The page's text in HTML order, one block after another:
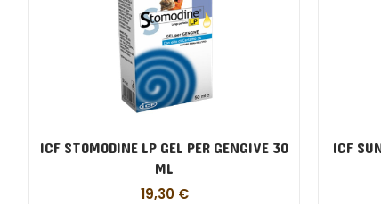
ICF STOMODINE LP GEL PER GENGIVE 30
ML
19,30 €
ICF